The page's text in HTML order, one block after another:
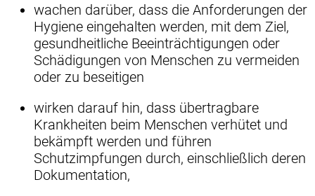
wachen darüber, dass die Anforderungen der
Hygiene eingehalten werden, mit dem Ziel,
gesundheitliche Beeinträchtigungen oder
Schädigungen von Menschen zu vermeiden
oder zu beseitigen
wirken darauf hin, dass übertragbare
Krankheiten beim Menschen verhütet und
bekämpft werden und führen
Schutzimpfungen durch, einschließlich deren
Dokumentation,